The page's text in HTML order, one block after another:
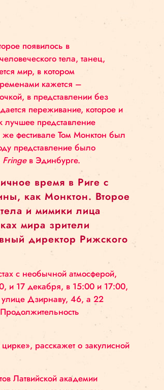
и личной клоунады, который
доступны в ограниченном
которое появилось в
возможности человеческого тела,
показывается мир, в котором
что временами кажется –
одной лампочкой, в
рождается переживание,
награды как лучшее
году. На том же фестивале Том
в 2016 году представление
на фестивалеFringeв Эдинбурге.
в праздничное время в
величины, как
с помощью тела и мимики
уголках мира
креативный директор
увидеть в местах с необычной
в 19:00, и 17 декабря, в
«Zirgu pasts» на улице Дзирнаву,
Бриана, 9. Продолжительность